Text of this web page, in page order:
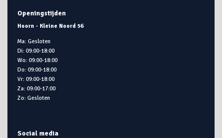
Openingstijden
Hoorn - Kleine Noord 56
Ma: Gesloten
Di: 09:00-18:00
Wo: 09:00-18:00
Do: 09:00-18:00
Vr: 09:00-18:00
Za: 09:00-17:00
Zo: Gesloten
Social media